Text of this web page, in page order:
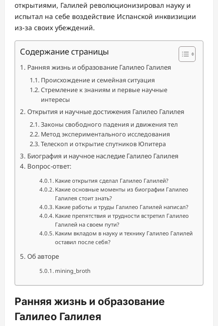
открытиями, Галилей революционизировал науку и
испытал на себе воздействие Испанской инквизиции
из-за своих убеждений.
Содержание страницы
Ранняя жизнь и образование Галилео Галилея
Происхождение и семейная ситуация
Стремление к знаниям и первые научные
интересы
Открытия и научные достижения Галилео Галилея
Законы свободного падения и движения тел
Метод экспериментального исследования
Телескоп и открытие спутников Юпитера
Биография и научное наследие Галилео Галилея
Вопрос-ответ:
Какие открытия сделал Галилео Галилей?
Какие основные моменты из биографии Галилео
Галилея стоит знать?
Какие работы и труды Галилео Галилей написал?
Какие препятствия и трудности встретил Галилео
Галилей на своем пути?
Каким вкладом в науку и технику Галилео Галилей
оставил после себя?
Об авторе
mining_broth
Ранняя жизнь и образование
Галилео Галилея